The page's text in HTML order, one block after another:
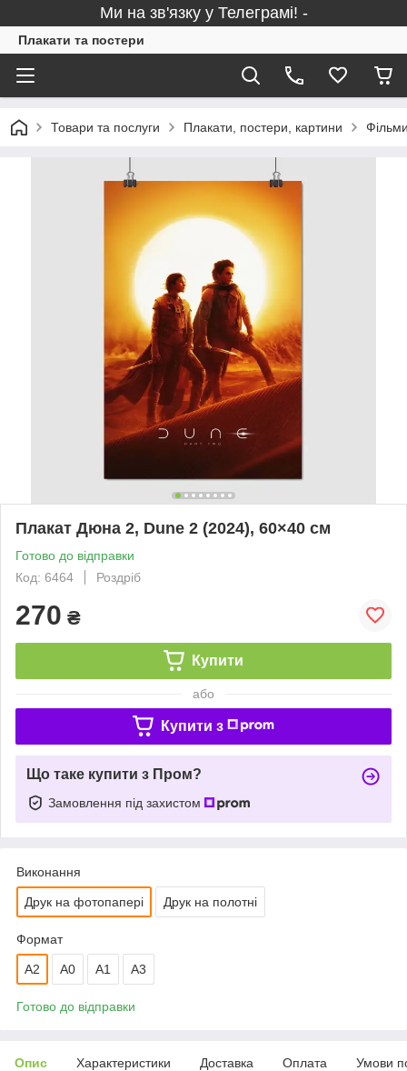
Ми на зв'язку у Телеграмі! -
Плакати та постери
Товари та послуги Плакати, постери, картини
Плакат Дюна 2, Dune 2 (2024), 60×40 см
Готово до відправки
Код: 6464
Роздріб
270 ₴
Купити
або
Купити з
Що таке купити з Пром?
Замовлення під захистом
Виконання
Друк на фотопапері Друк на полотні
Формат
A2 A0 А1 A3
Готово до відправки
Опис Характеристики Доставка Оплата Умови